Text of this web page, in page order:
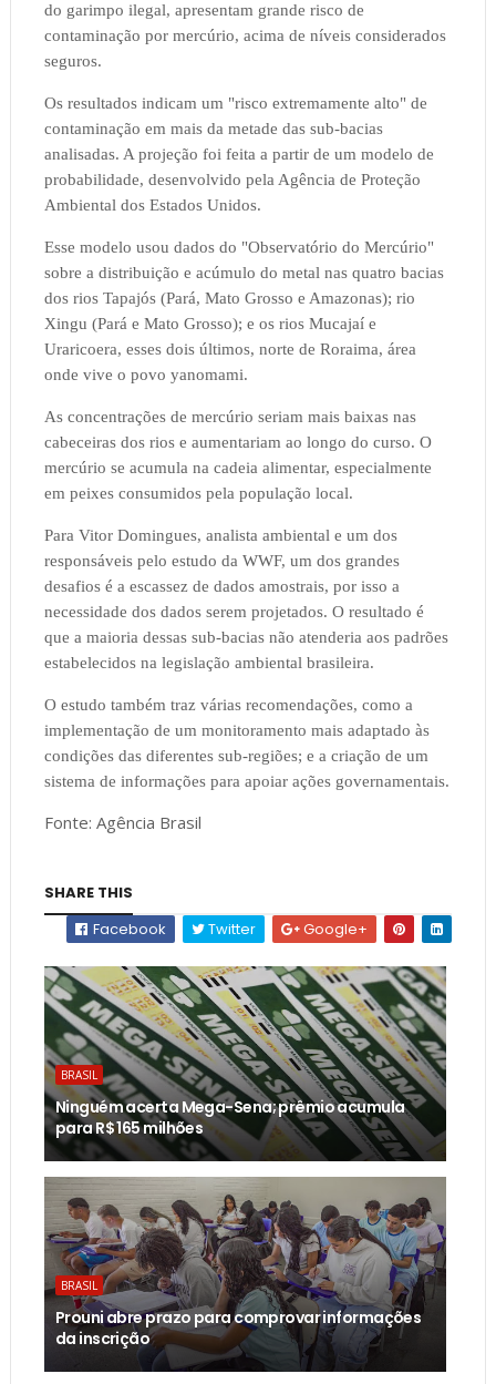
do garimpo ilegal, apresentam grande risco de
contaminação por mercúrio, acima de níveis considerados
seguros.
Os resultados indicam um "risco extremamente alto" de
contaminação em mais da metade das sub-bacias
analisadas. A projeção foi feita a partir de um modelo de
probabilidade, desenvolvido pela Agência de Proteção
Ambiental dos Estados Unidos.
Esse modelo usou dados do "Observatório do Mercúrio"
sobre a distribuição e acúmulo do metal nas quatro bacias
dos rios Tapajós (Pará, Mato Grosso e Amazonas); rio
Xingu (Pará e Mato Grosso); e os rios Mucajaí e
Uraricoera, esses dois últimos, norte de Roraima, área
onde vive o povo yanomami.
As concentrações de mercúrio seriam mais baixas nas
cabeceiras dos rios e aumentariam ao longo do curso. O
mercúrio se acumula na cadeia alimentar, especialmente
em peixes consumidos pela população local.
Para Vitor Domingues, analista ambiental e um dos
responsáveis pelo estudo da WWF, um dos grandes
desafios é a escassez de dados amostrais, por isso a
necessidade dos dados serem projetados. O resultado é
que a maioria dessas sub-bacias não atenderia aos padrões
estabelecidos na legislação ambiental brasileira.
O estudo também traz várias recomendações, como a
implementação de um monitoramento mais adaptado às
condições das diferentes sub-regiões; e a criação de um
sistema de informações para apoiar ações governamentais.
Fonte: Agência Brasil
SHARE THIS
Facebook
Twitter Google+
BRASIL
Ninguém acerta Mega-Sena; prêmio acumula
para R$ 165 milhões
BRASIL
Prouni abre prazo para comprovar informações
da inscrição